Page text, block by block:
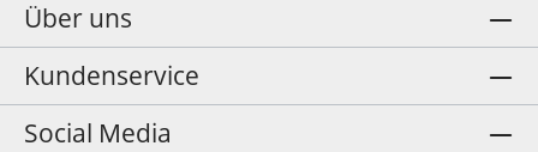
Über uns
Kundenservice
Social Media